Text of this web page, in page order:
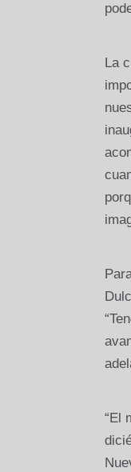
La
“El